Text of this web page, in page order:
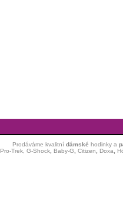
Prodáváme kvalitní dámské hodinkya
Pro-Trek, G-Shock, Baby-G Citizen Doxa